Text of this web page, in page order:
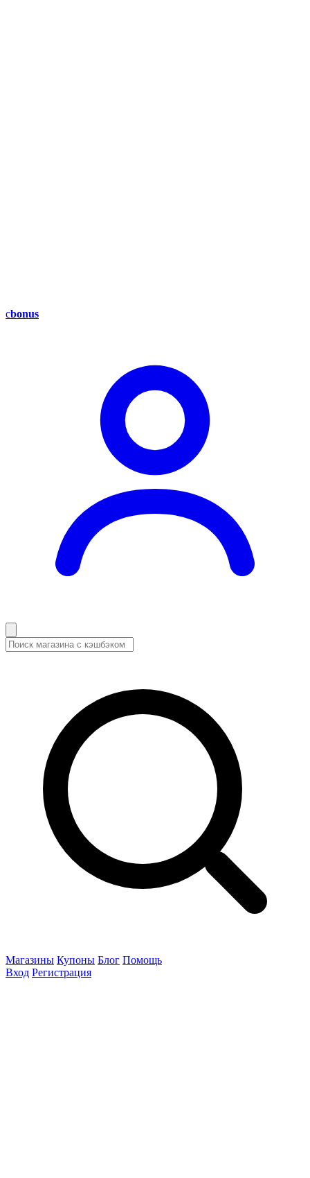
cbonus
Магазины Купоны Блог Помощь
Вход Регистрация